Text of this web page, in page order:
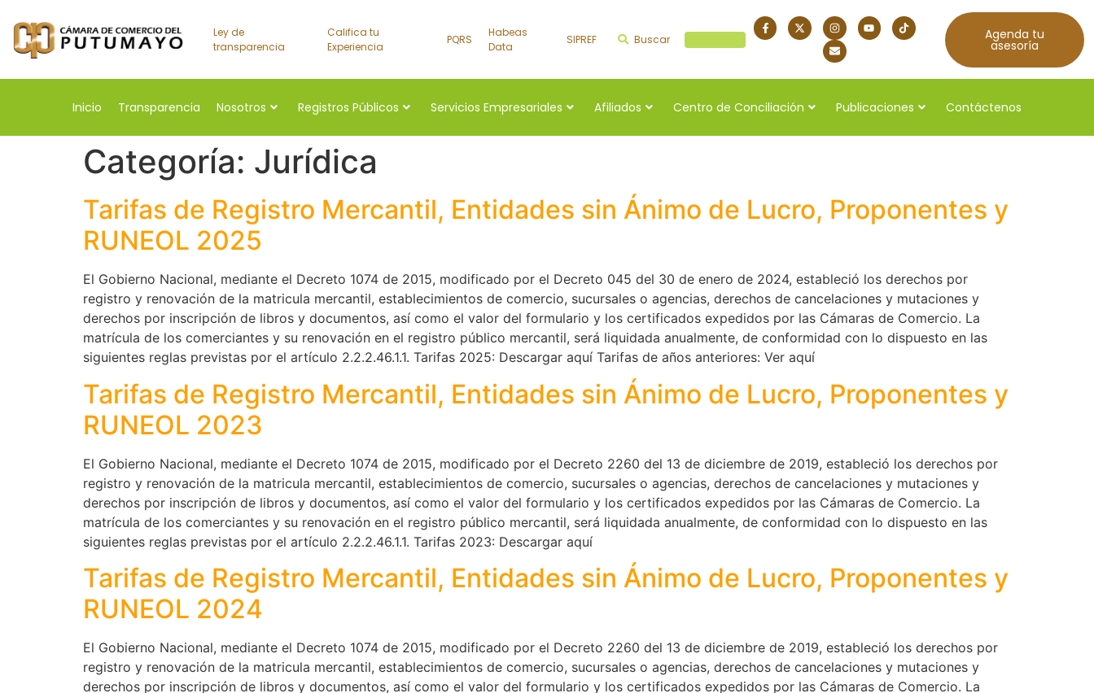
Ley de
transparencia
Califica tu
Experiencia
PQRS
Habeas
Data
SIPREF Buscar Agenda tu
asesoría
Inicio Transparencia Nosotros Registros Públicos Servicios Empresariales Afiliados Centro de Conciliación Publicaciones Contáctenos
Categoría: Jurídica
Tarifas de Registro Mercantil, Entidades sin Ánimo de Lucro, Proponentes y
RUNEOL 2025
El Gobierno Nacional, mediante el Decreto 1074 de 2015, modificado por el Decreto 045 del 30 de enero de 2024, estableció los derechos por
registro y renovación de la matricula mercantil, establecimientos de comercio, sucursales o agencias, derechos de cancelaciones y mutaciones y
derechos por inscripción de libros y documentos, así como el valor del formulario y los certificados expedidos por las Cámaras de Comercio. La
matrícula de los comerciantes y su renovación en el registro público mercantil, será liquidada anualmente, de conformidad con lo dispuesto en las
siguientes reglas previstas por el artículo 2.2.2.46.1.1. Tarifas 2025: Descargar aquí Tarifas de años anteriores: Ver aquí
Tarifas de Registro Mercantil, Entidades sin Ánimo de Lucro, Proponentes y
RUNEOL 2023
El Gobierno Nacional, mediante el Decreto 1074 de 2015, modificado por el Decreto 2260 del 13 de diciembre de 2019, estableció los derechos por
registro y renovación de la matricula mercantil, establecimientos de comercio, sucursales o agencias, derechos de cancelaciones y mutaciones y
derechos por inscripción de libros y documentos, así como el valor del formulario y los certificados expedidos por las Cámaras de Comercio. La
matrícula de los comerciantes y su renovación en el registro público mercantil, será liquidada anualmente, de conformidad con lo dispuesto en las
siguientes reglas previstas por el artículo 2.2.2.46.1.1. Tarifas 2023: Descargar aquí
Tarifas de Registro Mercantil, Entidades sin Ánimo de Lucro, Proponentes y
RUNEOL 2024
El Gobierno Nacional, mediante el Decreto 1074 de 2015, modificado por el Decreto 2260 del 13 de diciembre de 2019, estableció los derechos por
registro y renovación de la matricula mercantil, establecimientos de comercio, sucursales o agencias, derechos de cancelaciones y mutaciones y
derechos por inscripción de libros y documentos, así como el valor del formulario y los certificados expedidos por las Cámaras de Comercio. La